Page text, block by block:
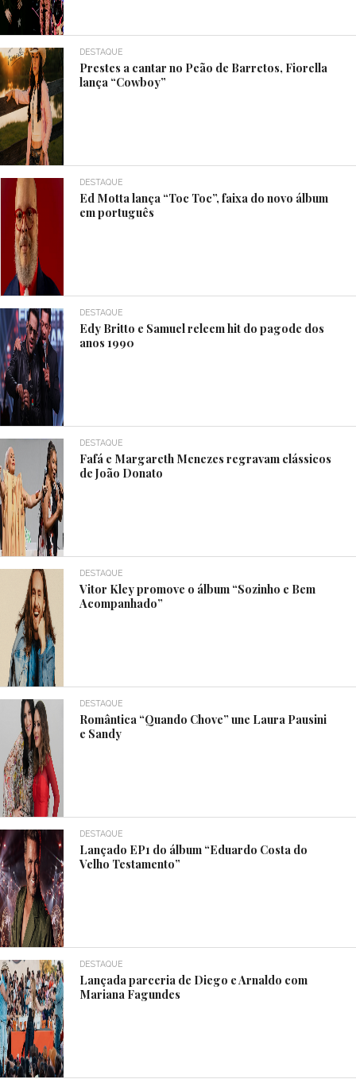
DESTAQUE
Prestes a cantar no Peão de Barretos, Fiorella
lança “Cowboy”
DESTAQUE
Ed Motta lança “Toc Toc”, faixa do novo álbum
em português
DESTAQUE
Edy Britto e Samuel releem hit do pagode dos
anos 1990
DESTAQUE
Fafá e Margareth Menezes regravam clássicos
de João Donato
DESTAQUE
Vitor Kley promove o álbum “Sozinho e Bem
Acompanhado”
DESTAQUE
Romântica “Quando Chove” une Laura Pausini
e Sandy
DESTAQUE
Lançado EP1 do álbum “Eduardo Costa do
Velho Testamento”
DESTAQUE
Lançada parceria de Diego e Arnaldo com
Mariana Fagundes